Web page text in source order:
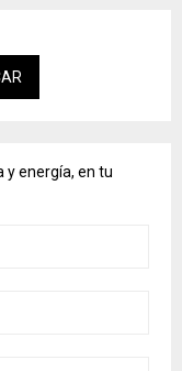
y energía, en tu